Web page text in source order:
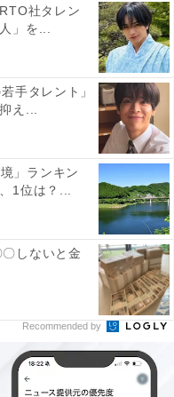
票
菜々子さんの
開📸
きたのか。
っているのか。
に出る。
社タレン
」を...
手タレント」
え...
」ランキン
1位は？...
〇しないと金
Recommended by